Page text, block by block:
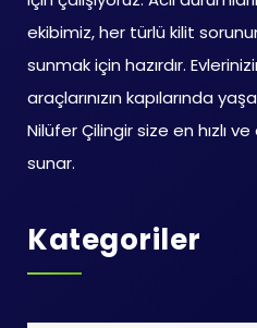
ekibimiz, her türlü kilit
sunmak için hazırdır.
araçlarınızın kapılarında
Nilüfer Çilingir size en hızlı
sunar.
Kategoriler